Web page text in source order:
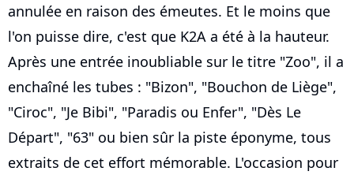
annulée en raison des émeutes. Et le moins que
l'on puisse dire, c'est que K2A a été à la hauteur.
Après une entrée inoubliable sur le titre "Zoo", il a
enchaîné les tubes : "Bizon", "Bouchon de Liège",
"Ciroc", "Je Bibi", "Paradis ou Enfer", "Dès Le
Départ", "63" ou bien sûr la piste éponyme, tous
extraits de cet effort mémorable. L'occasion pour